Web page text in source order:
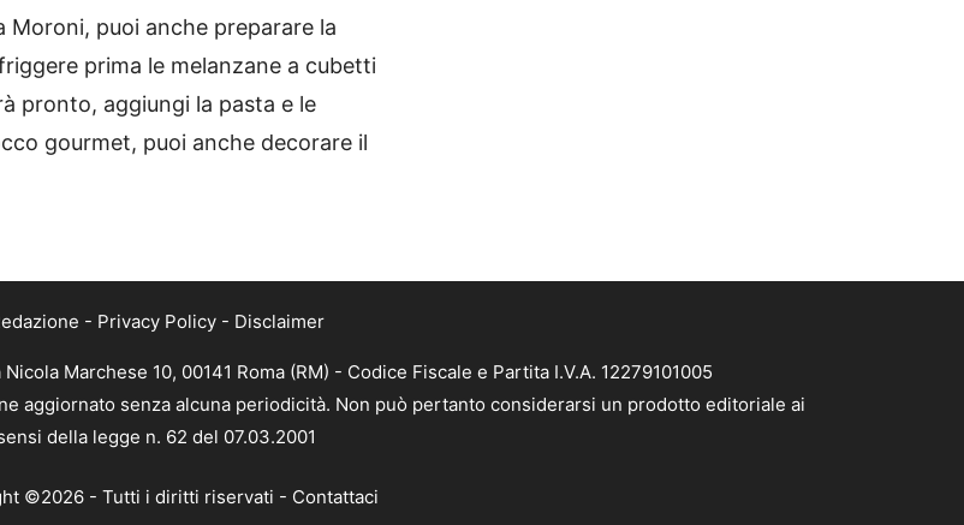
Moroni, puoi anche preparare la
prima le melanzane a cubetti
pronto, aggiungi la pasta e le
gourmet, puoi anche decorare il
- Privacy Policy- Disclaimer
Marchese 10, 00141 Roma (RM) - Codice Fiscale e Partita I.V.A. 12279101005
aggiornato senza alcuna periodicità. Non può pertanto considerarsi un prodotto editoriale ai
della legge n. 62 del 07.03.2001
©2026 - Tutti i diritti riservati - Contattaci